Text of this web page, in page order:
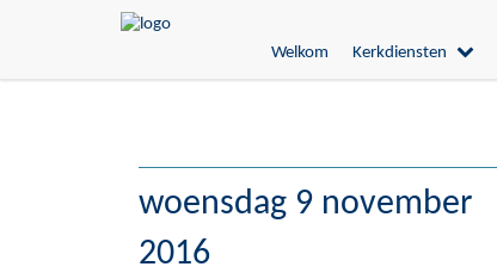
Welkom Kerkdiensten
woensdag 9 november
2016